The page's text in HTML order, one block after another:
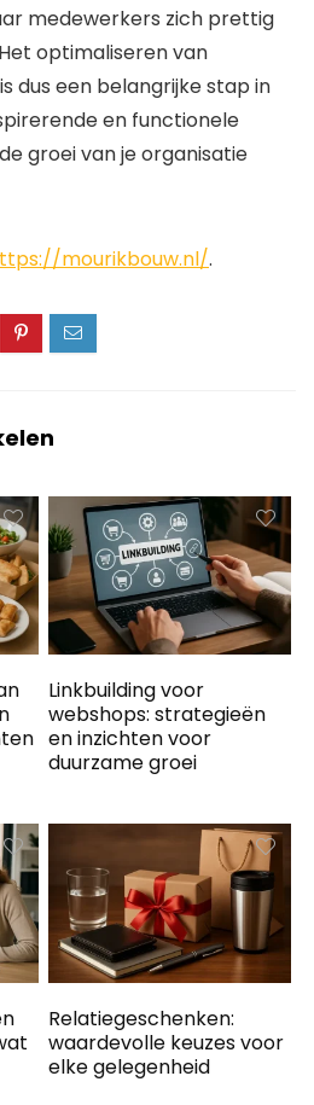
medewerkers zich prettig
optimaliseren van
dus een belangrijke stap in
en functionele
groei van je organisatie
mourikbouw.nl/.
Linkbuilding voor
webshops: strategieën
en inzichten voor
duurzame groei
Relatiegeschenken:
waardevolle keuzes voor
elke gelegenheid